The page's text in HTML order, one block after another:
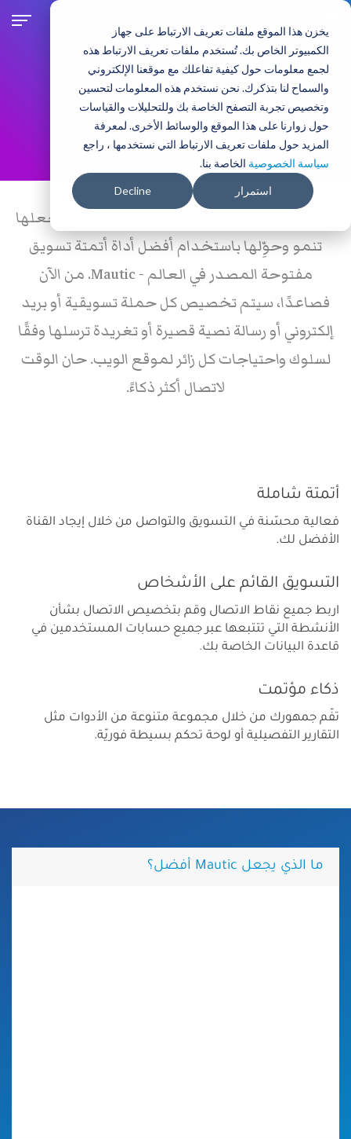
يخزن هذا الموقع ملفات تعريف الارتباط على جهاز
الكمبيوتر الخاص بك. تُستخدم ملفات تعريف الارتباط هذه
لجمع معلومات حول كيفية تفاعلك مع موقعنا الإلكتروني
والسماح لنا بتذكرك. نحن نستخدم هذه المعلومات لتحسين
وتخصيص تجربة التصفح الخاصة بك وللتحليلات والقياسات
حول زوارنا على هذا الموقع والوسائط الأخرى. لمعرفة
المزيد حول ملفات تعريف الارتباط التي نستخدمها ، راجع
سياسة الخصوصية الخاصة بنا.
استمرار Decline
إلى
المحتوى
الرئيسي
حلول الأعمال المنتجات:
أتمتة التسويق
قدّم حملات ومحتوى ونتائج فائقة في دقائق.
Products secondary navigation menu
اعثر على قاعدة بيانات العملاء المحتملين وواجعلها
تنمو وحوِّلها باستخدام أفضل أداة أتمتة تسويق
مفتوحة المصدر في العالم - Mautic. من الآن
فصاعدًا، سيتم تخصيص كل حملة تسويقية أو بريد
إلكتروني أو رسالة نصية قصيرة أو تغريدة ترسلها وفقًا
لسلوك واحتياجات كل زائر لموقع الويب. حان الوقت
لاتصال أكثر ذكاءً.
أتمتة شاملة
فعالية محسّنة في التسويق والتواصل من خلال إيجاد القناة
الأفضل لك.
التسويق القائم على الأشخاص
اربط جميع نقاط الاتصال وقم بتخصيص الاتصال بشأن
الأنشطة التي تتتبعها عبر جميع حسابات المستخدمين في
قاعدة البيانات الخاصة بك.
ذكاء مؤتمت
تفّم جمهورك من خلال مجموعة متنوعة من الأدوات مثل
التقارير التفصيلية أو لوحة تحكم بسيطة فوريّة.
ما الذي يجعل Mautic أفضل؟